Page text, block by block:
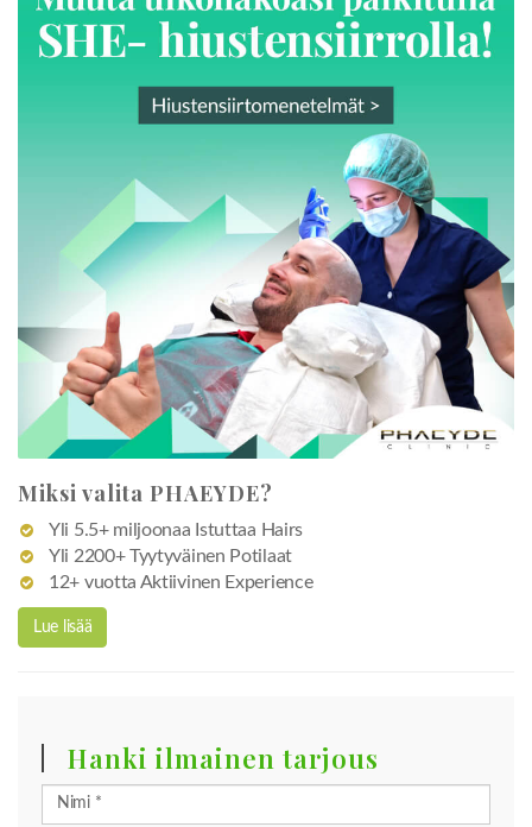
Miksi valita PHAEYDE?
Yli 5.5+ miljoonaa Istuttaa Hairs
Yli 2200+ Tyytyväinen Potilaat
12+ vuotta Aktiivinen Experience
Lue lisää
Hanki ilmainen tarjous